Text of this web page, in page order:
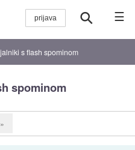
☰
s flash spominom
spominom